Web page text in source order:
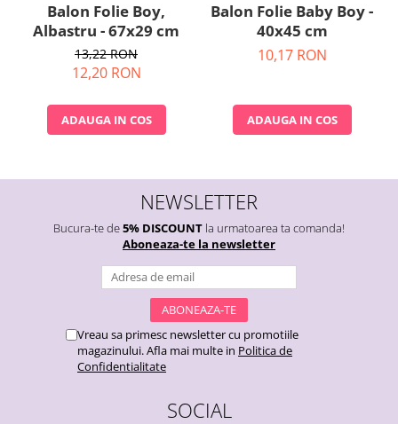
Balon Folie Boy,
Albastru - 67x29 cm
13,22 RON
12,20 RON
ADAUGA IN COS
Balon Folie Baby Boy -
40x45 cm
10,17 RON
ADAUGA IN COS
NEWSLETTER
Bucura-te de5% DISCOUNT la urmatoarea ta comanda!
Aboneaza-te la newsletter
Vreau sa primesc newsletter cu promotiile
magazinului. Afla mai multe in Politica de
Confidentialitate
SOCIAL